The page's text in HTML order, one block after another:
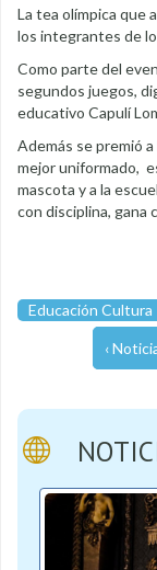
La tea olímpica que
los integrantes de
Como parte del
segundos juegos,
educativo Capulí
Además se premió
mejor uniformado,
mascota y a la
con disciplina, gana
Educación Cultura
‹